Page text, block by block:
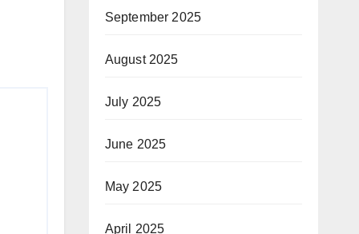
September 2025
August 2025
July 2025
June 2025
May 2025
April 2025